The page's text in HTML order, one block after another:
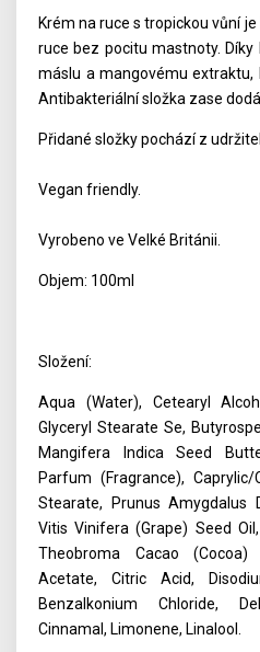
Krém na ruce s tropickou vůní
ruce bez pocitu mastnoty.
máslu a mangovému extraktu,
Antibakteriální složka zase
Přidané složky pochází z
Vegan friendly.
Vyrobeno ve Velké Británii.
Objem: 100ml
Složení:
Aqua (Water), Cetearyl
Glyceryl Stearate Se,
Mangifera Indica Seed
Parfum (Fragrance), Caprylic/
Stearate, Prunus Amygdalus
Vitis Vinifera (Grape) Seed
Theobroma Cacao (Cocoa)
Acetate, Citric Acid,
Benzalkonium Chloride,
Cinnamal, Limonene, Linalool.